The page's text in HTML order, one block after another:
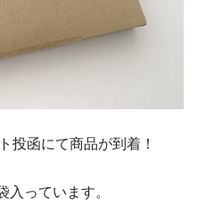
投函にて商品が到着！
入っています。